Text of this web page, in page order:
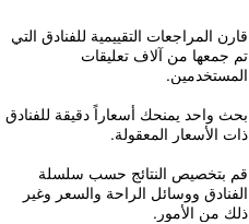
قارن المراجعات التقييمية للفنادق التي
تم جمعها من آلاف تعليقات
المستخدمين.
بحث واحد يمنحك أسعاراً دقيقة للفنادق
ذات الأسعار المعقولة.
قم بتخصيص النتائج حسب سلسلة
الفنادق ووسائل الراحة والسعر وغير
ذلك من الأمور.